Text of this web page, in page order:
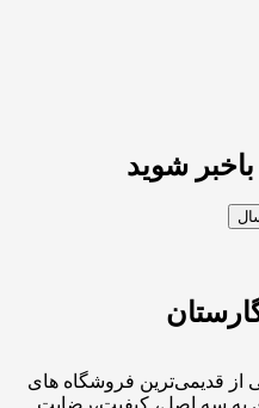
شوید
از قدیمی‌ترین فروشگاه های
به سه اصل، کیفیت،رضایت